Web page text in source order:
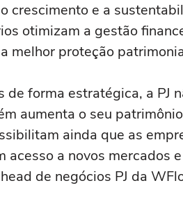
crescimento e a
otimizam a gestão
melhor proteção
de forma estratégica, a PJ
aumenta o seu
ainda que as
acesso a novos mercados
de negócios PJ da